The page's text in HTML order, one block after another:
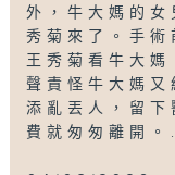
外，牛大媽的女
秀菊來了。手術
王秀菊看牛大媽
聲責怪牛大媽又
添亂丟人，留下
費就匆匆離開